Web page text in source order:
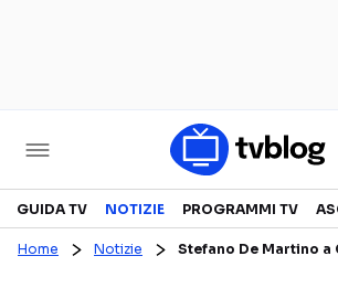
Televisione
GUIDA TV NOTIZIE PROGRAMMI TV
Home Notizie Stefano De Martino a